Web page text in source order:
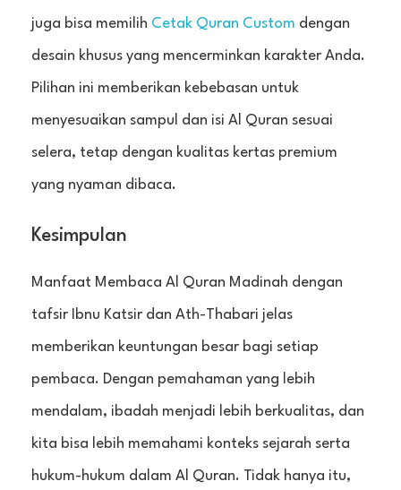
juga bisa memilih Cetak Quran Custom dengan
desain khusus yang mencerminkan karakter Anda.
Pilihan ini memberikan kebebasan untuk
menyesuaikan sampul dan isi Al Quran sesuai
selera, tetap dengan kualitas kertas premium
yang nyaman dibaca.
Kesimpulan
Manfaat Membaca Al Quran Madinah dengan
tafsir Ibnu Katsir dan Ath-Thabari jelas
memberikan keuntungan besar bagi setiap
pembaca. Dengan pemahaman yang lebih
mendalam, ibadah menjadi lebih berkualitas, dan
kita bisa lebih memahami konteks sejarah serta
hukum-hukum dalam Al Quran. Tidak hanya itu,